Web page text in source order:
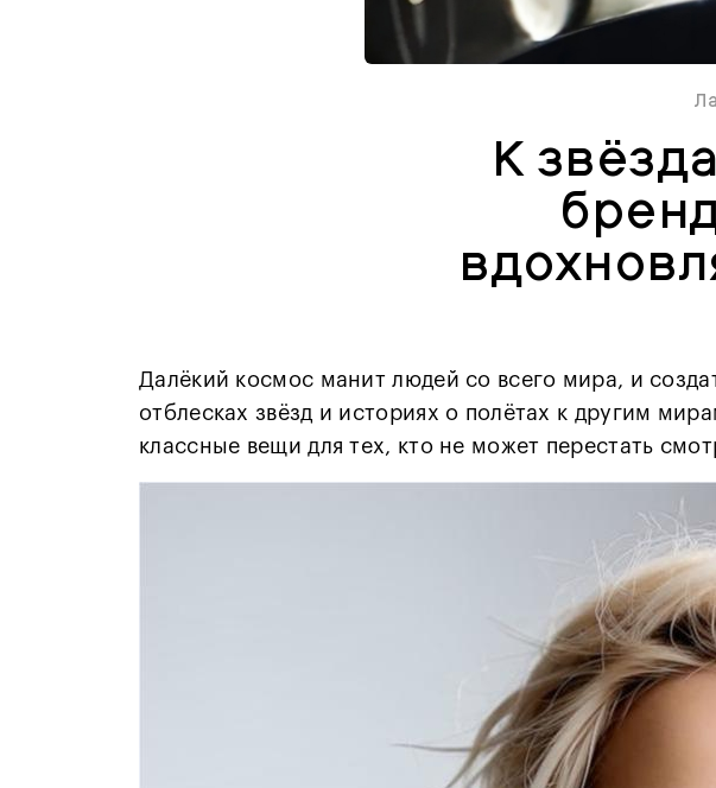
К
Далёкий космос манит людей со всего мира, и
отблесках звёзд и историях о полётах к другим
классные вещи для тех, кто не может перестать